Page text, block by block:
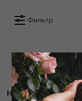
Фильтр
Новости и акции